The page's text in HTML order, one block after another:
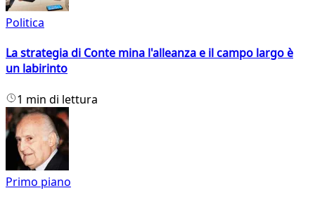
Politica
La strategia di Conte mina l'alleanza e il campo largo è
un labirinto
1 min di lettura
Primo piano